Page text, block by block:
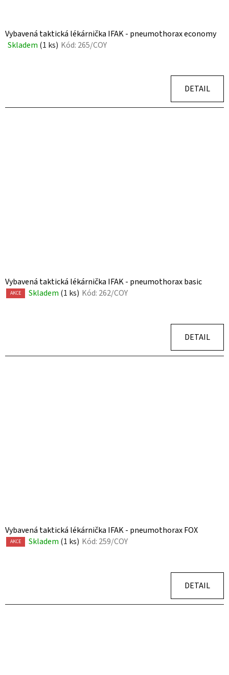
Vybavená taktická lékárnička IFAK - pneumothorax economy
Průměrné
Skladem (1 ks) Kód: 265/COY
DETAIL
Vybavená taktická lékárnička IFAK - pneumothorax basic
AKCE Skladem (1 ks) Kód: 262/COY
DETAIL
Vybavená taktická lékárnička IFAK - pneumothorax FOX
AKCE Skladem (1 ks) Kód: 259/COY
DETAIL